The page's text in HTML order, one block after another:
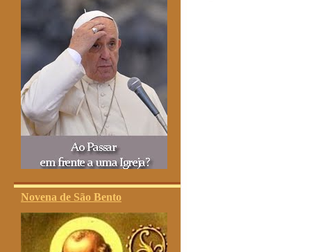
Novena de São Bento